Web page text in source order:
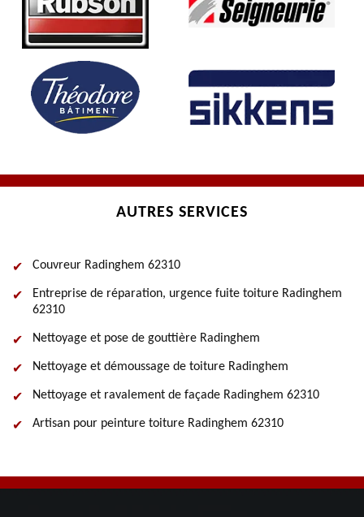
AUTRES SERVICES
Couvreur Radinghem 62310
Entreprise de réparation, urgence fuite toiture Radinghem
62310
Nettoyage et pose de gouttière Radinghem
Nettoyage et démoussage de toiture Radinghem
Nettoyage et ravalement de façade Radinghem 62310
Artisan pour peinture toiture Radinghem 62310